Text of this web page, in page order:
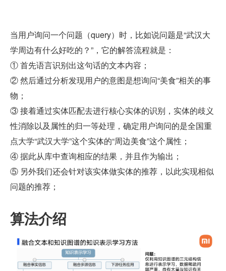
当用户询问一个问题（query）时，比如说问题是“武汉大
学周边有什么好吃的？”，它的解答流程就是：
① 首先语言识别出这句话的文本内容；
② 然后通过分析发现用户的意图是想询问“美食”相关的事
物；
③ 接着通过实体匹配去进行核心实体的识别，实体的歧义
性消除以及属性的归一等处理，确定用户询问的是全国重
点大学“武汉大学”这个实体的“周边美食”这个属性；
④ 据此从库中查询相应的结果，并且作为输出；
⑤ 另外我们还会针对该实体做实体的推荐，以此实现相似
问题的推荐；
算法介绍